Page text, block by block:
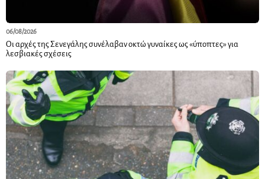
06/08/2026
Οι αρχές της Σενεγάλης συνέλαβαν οκτώ γυναίκες ως «ύποπτες» για
λεσβιακές σχέσεις